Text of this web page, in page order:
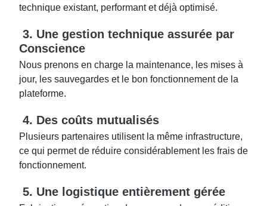
technique existant, performant et déjà optimisé.
3. Une gestion technique assurée par
Conscience
Nous prenons en charge la maintenance, les mises à
jour, les sauvegardes et le bon fonctionnement de la
plateforme.
4. Des coûts mutualisés
Plusieurs partenaires utilisent la même infrastructure,
ce qui permet de réduire considérablement les frais de
fonctionnement.
5. Une logistique entièrement gérée